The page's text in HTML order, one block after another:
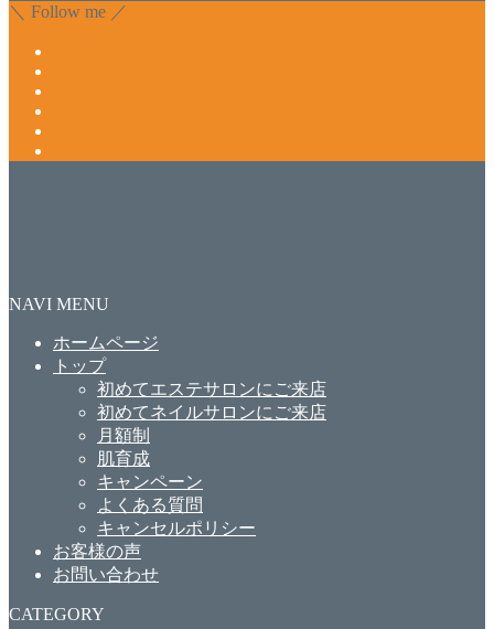
＼ Follow me ／
NAVI MENU
ホームページ
トップ
初めてエステサロンにご来店
初めてネイルサロンにご来店
月額制
肌育成
キャンペーン
よくある質問
キャンセルポリシー
お客様の声
お問い合わせ
CATEGORY